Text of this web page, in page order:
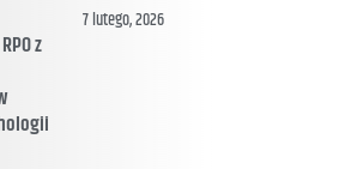
z
7 lutego, 2026